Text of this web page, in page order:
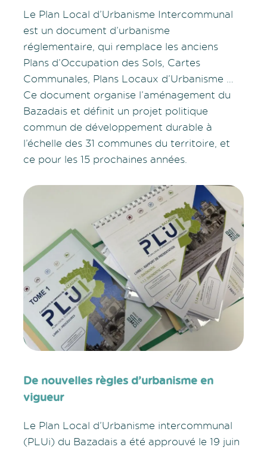
Le Plan Local d’Urbanisme Intercommunal
est un document d’urbanisme
réglementaire, qui remplace les anciens
Plans d’Occupation des Sols, Cartes
Communales, Plans Locaux d’Urbanisme …
Ce document organise l’aménagement du
Bazadais et définit un projet politique
commun de développement durable à
l’échelle des 31 communes du territoire, et
ce pour les 15 prochaines années.
De nouvelles règles d’urbanisme en
vigueur
Le Plan Local d’Urbanisme intercommunal
(PLUi) du Bazadais a été approuvé le 19 juin